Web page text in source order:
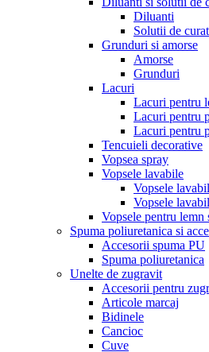
Diluanti
Solutii de
Grunduri si amorse
Amorse
Grunduri
Lacuri
Lacuri pentru
Lacuri pentru
Lacuri pentru
Tencuieli decorative
Vopsea spray
Vopsele lavabile
Vopsele
Vopsele
Vopsele pentru lemn
Spuma poliuretanica si
Accesorii spuma PU
Spuma poliuretanica
Unelte de zugravit
Accesorii pentru
Articole marcaj
Bidinele
Cancioc
Cuve